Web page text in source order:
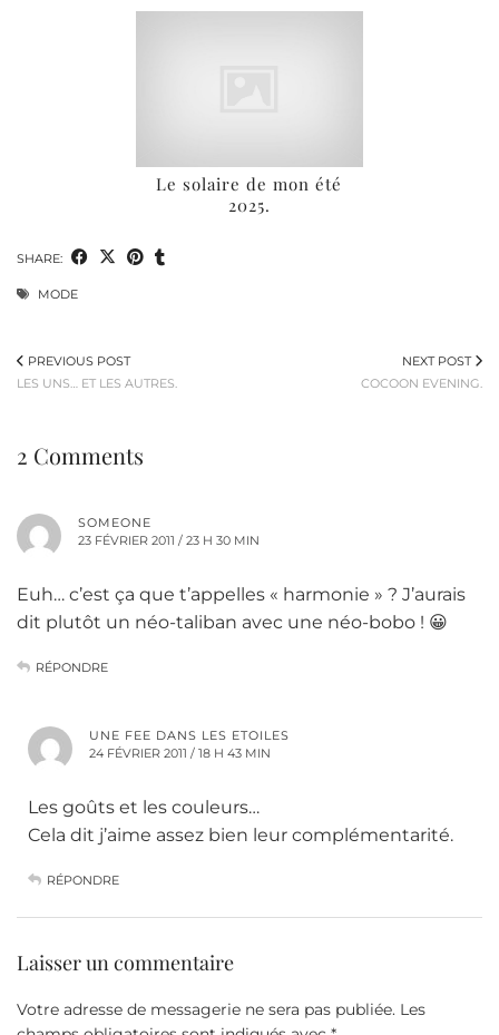
Le solaire de mon été
2025.
SHARE:
MODE
PREVIOUS POST
LES UNS… ET LES AUTRES.
NEXT POST
COCOON EVENING.
2 Comments
SOMEONE
23 FÉVRIER 2011 / 23 H 30 MIN
Euh… c’est ça que t’appelles « harmonie » ? J’aurais
dit plutôt un néo-taliban avec une néo-bobo ! 😀
RÉPONDRE
UNE FEE DANS LES ETOILES
24 FÉVRIER 2011 / 18 H 43 MIN
Les goûts et les couleurs…
Cela dit j’aime assez bien leur complémentarité.
RÉPONDRE
Laisser un commentaire
Votre adresse de messagerie ne sera pas publiée. Les